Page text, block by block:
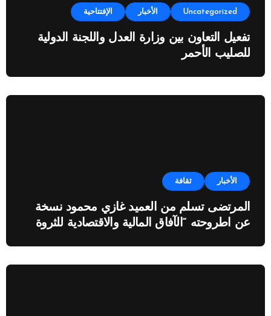
Uncategorized الأخبار الإفتتاحية
تفعيل التعاون بين وزارة العدل واللجنة الدولية
للصليب الأحمر
الأخبار ثقافة
المرتضى تسلم من العميد غازي محمود نسخة
عن اطروحته “الآفاق المالية والاقتصادية للثروة